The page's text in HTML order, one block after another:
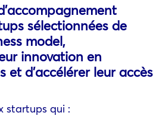
sélectionnées de
model,
innovation en
et d’accélérer leur accès
startups qui :